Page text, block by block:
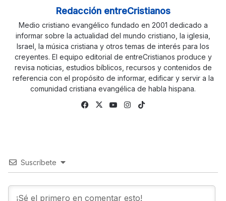
Redacción entreCristianos
Medio cristiano evangélico fundado en 2001 dedicado a
informar sobre la actualidad del mundo cristiano, la iglesia,
Israel, la música cristiana y otros temas de interés para los
creyentes. El equipo editorial de entreCristianos produce y
revisa noticias, estudios bíblicos, recursos y contenidos de
referencia con el propósito de informar, edificar y servir a la
comunidad cristiana evangélica de habla hispana.
Fa
X
Yo
Ins
Suscríbete